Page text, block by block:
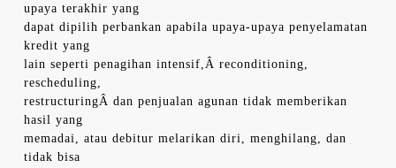
upaya terakhir yang
dapat dipilih perbankan apabila upaya-upaya penyelamatan
kredit yang
lain seperti penagihan intensif,Â reconditioning,
rescheduling,
restructuringÂ dan penjualan agunan tidak memberikan
hasil yang
memadai, atau debitur melarikan diri, menghilang, dan
tidak bisa